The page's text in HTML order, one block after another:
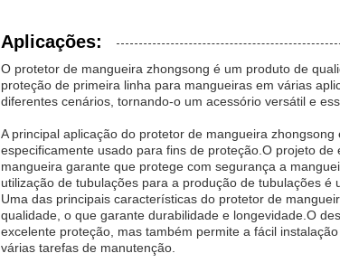
Aplicações:
O protetor de mangueira zhongsong é um produto de
proteção de primeira linha para mangueiras em várias
diferentes cenários, tornando-o um acessório versátil e
A principal aplicação do protetor de mangueira zhongsong
especificamente usado para fins de proteção.O projeto
mangueira garante que protege com segurança a
utilização de tubulações para a produção de tubulações é
Uma das principais características do protetor de
qualidade, o que garante durabilidade e longevidade.O
excelente proteção, mas também permite a fácil
várias tarefas de manutenção.